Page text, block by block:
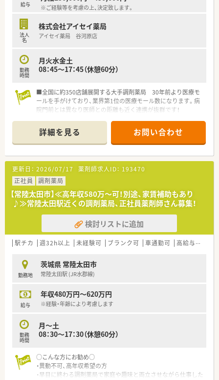
給与 ※ご経験等を考慮の上、決定致します。
法人
名
株式会社アイセイ薬局
アイセイ薬局 谷河原店
勤務
時間
月火水金土
08：45～17：45（休憩60分）
■全国に約350店舗展開する大手調剤薬局 30年前より医療モ
ールを手がけており、業界第1位の医療モール数になります。病
院門前とは異なり医師との距離も近く連携が抜群です！
導入しています。薬剤師の業務負担を減らし、患者様の服薬管
理・指導へより注力できる体制を整えています。過誤の心配が無
い為、安心して勤務ができるメリットもあります。
■年間休日120日以上、有給取得推奨！産休育休から復帰される
方がほとんどで長く勤められる環境です
詳細を見る お問い合わせ
更新日： 2026/07/17 薬剤師求人ID： 193470
正社員
調剤薬局
【常陸太田市】≪高年収580万～可！別途、家賃補助もあり
♪≫常陸太田駅近くの調剤薬局、正社員薬剤師さん募集！
検討リストに追加
駅チカ 週32h以上 未経験可 ブランク可 車通勤可 高給与(600万円以上)
勤務地
茨城県 常陸太田市
常陸太田駅 (JR水郡線)
給与
年収480万円～620万円
※経験・年齢により考慮します
勤務
時間
月～土
08：30～17：30（休憩60分）
○こんな方にお勧め○
・異動不可、高年収希望の方
・早目に終わる調剤薬局で家庭や趣味と両立させながら仕事した